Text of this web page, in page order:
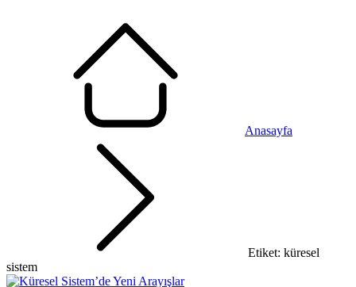
Anasayfa
Etiket: küresel
sistem